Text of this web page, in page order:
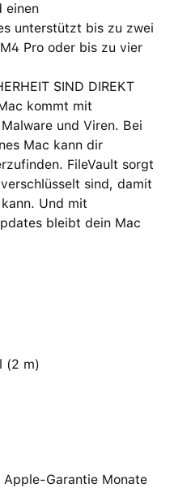
einen
unterstützt bis zu zwei
Pro oder bis zu vier
SIND DIREKT
kommt mit
und Viren. Bei
Mac kann dir
FileVault sorgt
sind, damit
Und mit
bleibt dein Mac
(2 m)
Garantie Monate